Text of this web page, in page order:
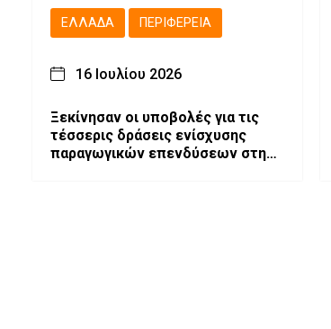
ΕΛΛΆΔΑ ΠΕΡΙΦΈΡΕΙΑ
16 Ιουλίου 2026
Ξεκίνησαν οι υποβολές για τις
τέσσερις δράσεις ενίσχυσης
παραγωγικών επενδύσεων στη